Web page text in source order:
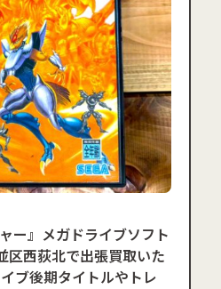
ー』メガドライブソフト
区西荻北で出張買取いた
ブ後期タイトルやトレ